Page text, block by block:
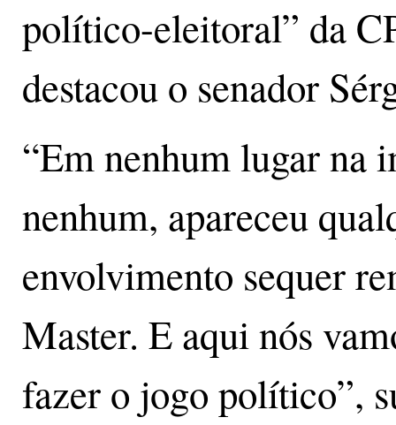
político-eleitoral” da
destacou o senador
“Em nenhum lugar na
nenhum, apareceu
envolvimento sequer
Master. E aqui nós
fazer o jogo político”,